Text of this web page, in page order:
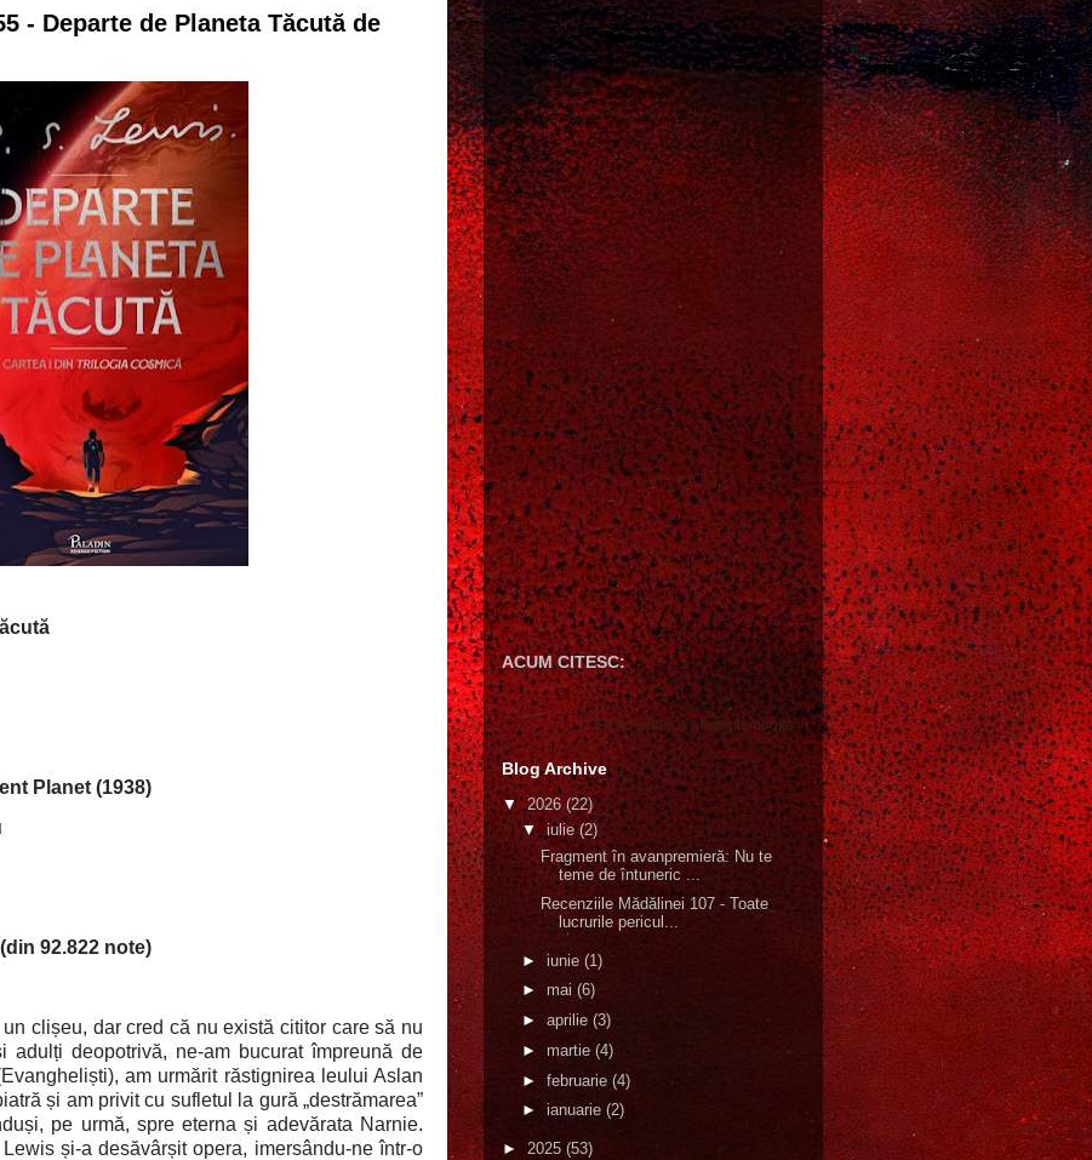
- Departe de Planeta Tăcută de
Planet (1938)
92.822 note)
clișeu, dar cred că nu există cititor care să nu
adulți deopotrivă, ne-am bucurat împreună de
am urmărit răstignirea leului Aslan
și am privit cu sufletul la gură „destrămarea”
pe urmă, spre eterna și adevărata Narnie.
și-a desăvârșit opera, imersându-ne într-o
ACUM CITESC:
Gică Andreica's favorite books »
Blog Archive
▼2026(22)
▼iulie(2)
Fragment în avanpremieră: Nu te
teme de întuneric ...
Recenziile Mădălinei 107 - Toate
lucrurile pericul...
► iunie (1)
► mai (6)
► aprilie (3)
► martie (4)
► februarie (4)
► ianuarie (2)
► 2025 (53)